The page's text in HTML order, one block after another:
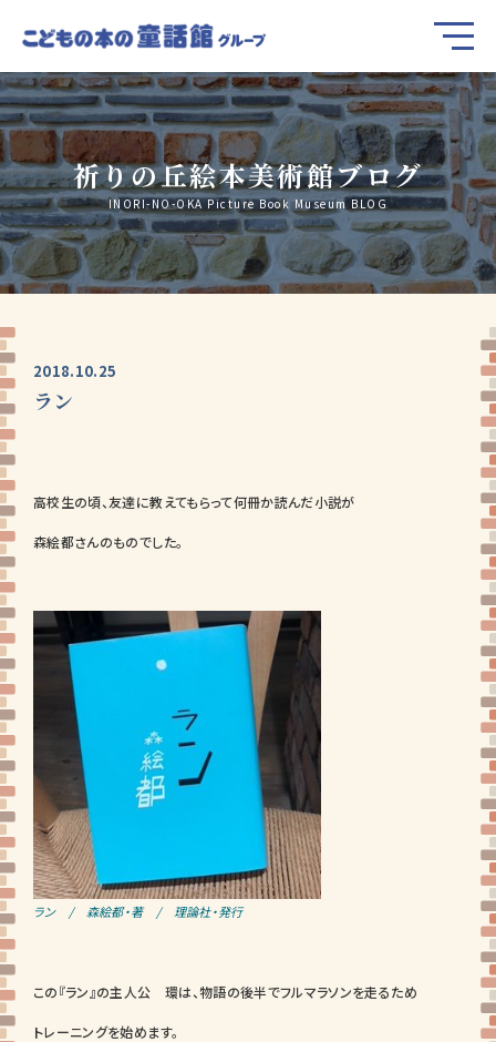
祈りの丘絵本美術館ブログ
INORI-NO-OKA Picture Book Museum BLOG
2018.10.25
ラン
高校生の頃、友達に教えてもらって何冊か読んだ小説が
森絵都さんのものでした。
ラン / 森絵都・著 / 理論社・発行
この『ラン』の主人公 環は、物語の後半でフルマラソンを走るため
トレーニングを始めます。